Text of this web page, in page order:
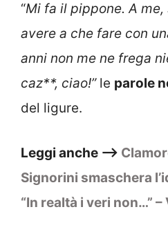
“Mi fa il pippone. A
avere a che fare con
anni non me ne frega
caz**, ciao!” le parole
del ligure.
Leggi anche –>
Signorini smaschera
“In realtà i veri non…” –